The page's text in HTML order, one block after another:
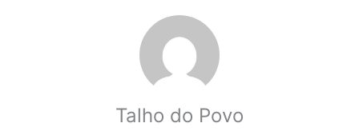
Talho do Povo